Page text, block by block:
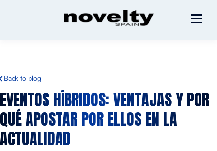
Back to blog
EVENTOS HÍBRIDOS:VENTAJAS Y POR
QUÉ APOSTAR POR ELLOS EN LA
ACTUALIDAD